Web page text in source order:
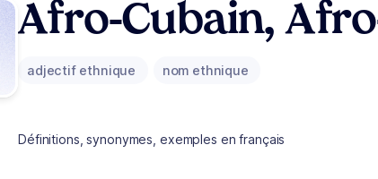
Afro-Cubain,
adjectif ethnique nom ethnique
Définitions, synonymes, exemples en français